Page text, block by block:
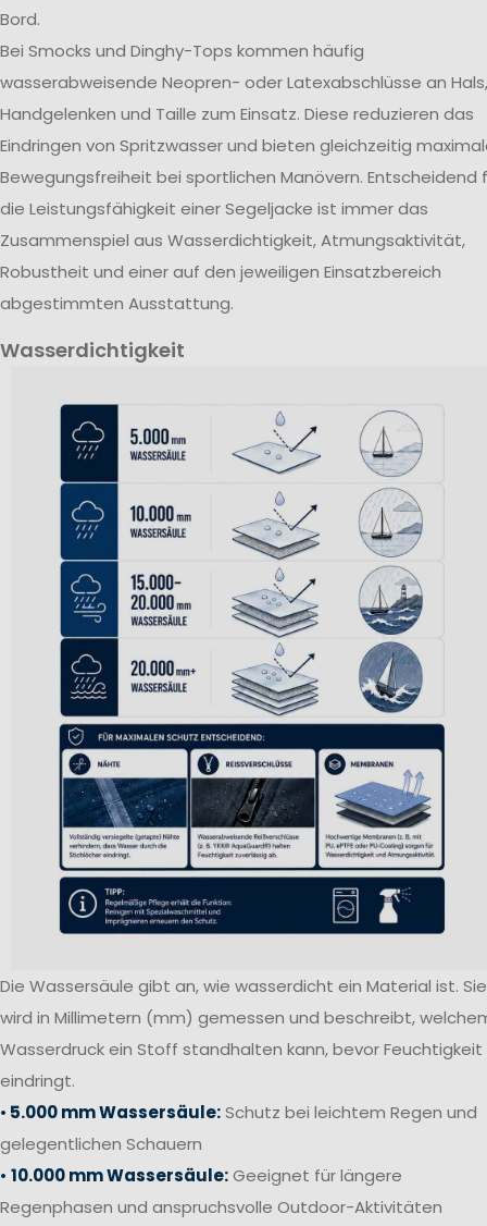
Bord.
Bei Smocks und Dinghy-Tops kommen häufig
wasserabweisende Neopren- oder Latexabschlüsse an Hals,
Handgelenken und Taille zum Einsatz. Diese reduzieren das
Eindringen von Spritzwasser und bieten gleichzeitig
Bewegungsfreiheit bei sportlichen Manövern. Entscheidend
die Leistungsfähigkeit einer Segeljacke ist immer das
Zusammenspiel aus Wasserdichtigkeit, Atmungsaktivität,
Robustheit und einer auf den jeweiligen Einsatzbereich
abgestimmten Ausstattung.
Wasserdichtigkeit
Die Wassersäule gibt an, wie wasserdicht ein Material ist. Sie
wird in Millimetern (mm) gemessen und beschreibt,
Wasserdruck ein Stoff standhalten kann, bevor Feuchtigkeit
eindringt.
• 5.000 mm Wassersäule:Schutz bei leichtem Regen und
gelegentlichen Schauern
• 10.000 mm Wassersäule:Geeignet für längere
Regenphasen und anspruchsvolle Outdoor-Aktivitäten